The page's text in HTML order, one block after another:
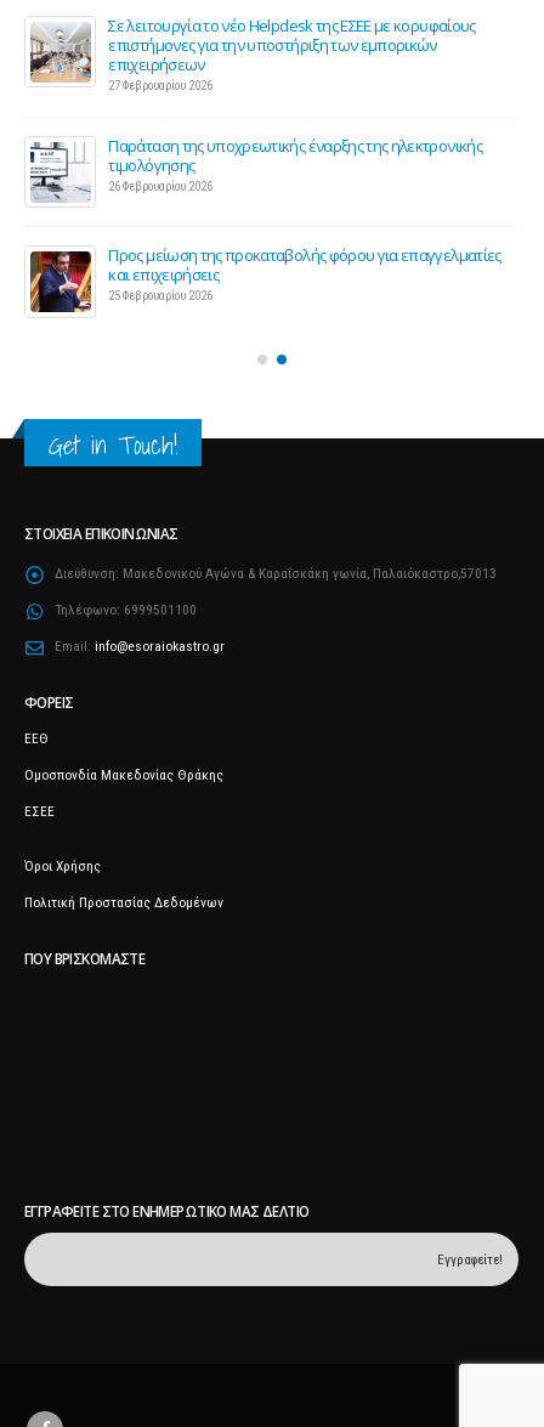
Σε λειτουργία το νέο Helpdesk της ΕΣΕΕ με κορυφαίους
επιστήμονες για την υποστήριξη των εμπορικών
επιχειρήσεων
27 Φεβρουαρίου 2026
Παράταση της υποχρεωτικής έναρξης της ηλεκτρονικής
τιμολόγησης
26 Φεβρουαρίου 2026
Προς μείωση της προκαταβολής φόρου για επαγγελματίες
και επιχειρήσεις
25 Φεβρουαρίου 2026
Get in Touch!
ΣΤΟΙΧΕΊΑ ΕΠΙΚΟΙΝΩΝΊΑΣ
Διεύθυνση: Μακεδονικού Αγώνα & Καραΐσκάκη γωνία, Παλαιόκαστρο,57013
Τηλέφωνο: 6999501100
Email: info@esoraiokastro.gr
ΦΟΡΕΊΣ
ΕΕΘ
Ομοσπονδία Μακεδονίας Θράκης
ΕΣΕΕ
Όροι Χρήσης
Πολιτική Προστασίας Δεδομένων
ΠΟΥ ΒΡΙΣΚΌΜΑΣΤΕ
ΕΓΓΡΑΦΕΊΤΕ ΣΤΟ ΕΝΗΜΕΡΩΤΙΚΌ ΜΑΣ ΔΕΛΤΊΟ